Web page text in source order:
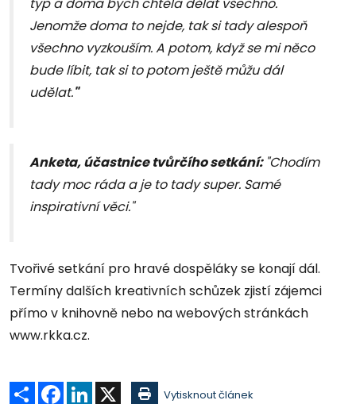
Jenomže doma to nejde, tak si tady alespoň
všechno vyzkouším. A potom, když se mi něco
bude líbit, tak si to potom ještě můžu dál
udělat."
Anketa, účastnice tvůrčího setkání: "Chodím
tady moc ráda a je to tady super. Samé
inspirativní věci."
Tvořivé setkání pro hravé dospěláky se konají dál.
Termíny dalších kreativních schůzek zjistí zájemci
přímo v knihovně nebo na webových stránkách
www.rkka.cz.
Sdílet Facebook
LinkedIn Vytisknout článek